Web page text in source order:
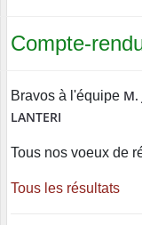
Compte-
Bravos à l'équipe M.
LANTERI
Tous nos voeux de
Tous les résultats